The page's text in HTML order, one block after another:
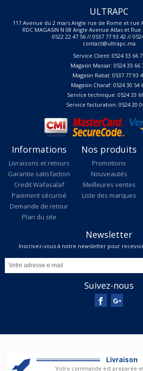
ULTRAPC
117 Avenue du 2 mars Angle rue de Rome et rue
RDC MAGASIN N 08 Angle Avenue Atlas et
0522 22 47 56 // 0537 77 93 42 //
contact@ultrapc.ma
Service Client: 0524 33 66
Magasin Massar: 0524 33 66
Magasin Rabat: 0537 77 93
Magasin Charaf: 0524 30 54
Service technique: 0524 33
Service facturation: 0524 20
Informations
Livraisons et retours
Garantie satisfaction
Credit Wafasalaf
Paiement sécurisé
Demande de retour
Plan du site
Nos produits
Promotions
Nouveautés
Meilleures ventes
Liste des marques
Newsletter
Inscrivez-vous à notre newsletter pour
Suivez-nous
Livraison
Votre commande est preparée